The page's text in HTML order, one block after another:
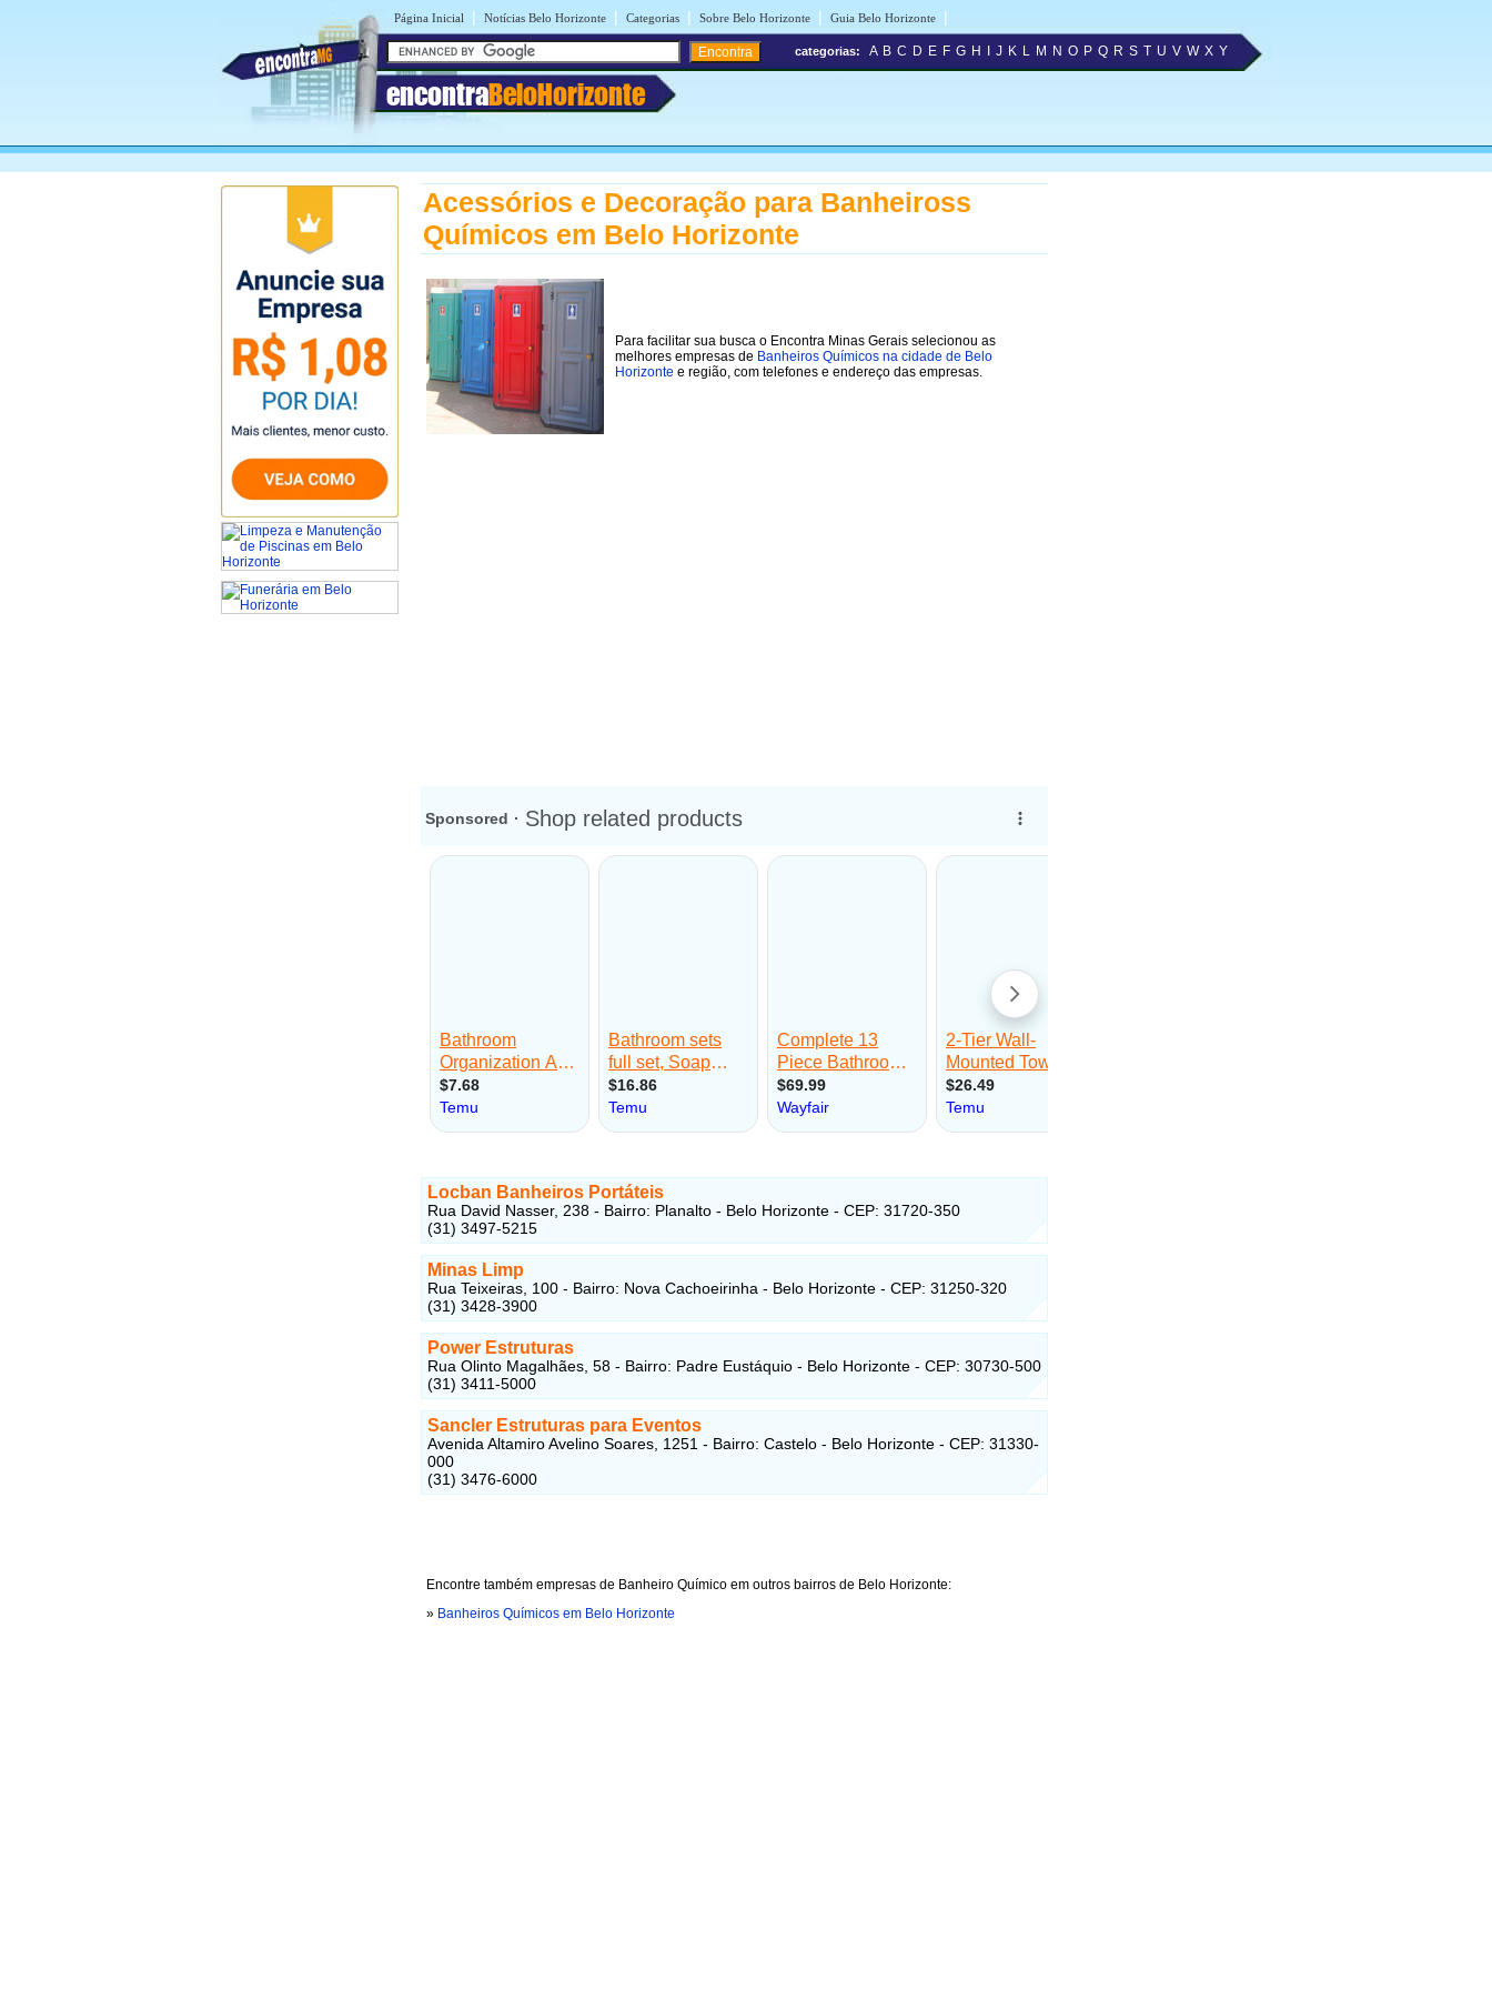
Página Inicial | Notícias Belo Horizonte | Categorias | Sobre Belo Horizonte | Guia Belo Horizonte |
encontraBeloHorizonte
categorias: A B C D E F G H J K L M N O P Q R S T U V W X Y
Acessórios e Decoração para Banheiross
Químicos em Belo Horizonte
Para facilitar sua busca o Encontra Minas Gerais selecionou as
melhores empresas de Banheiros Químicos na cidade de Belo
Horizonte e região, com telefones e endereço das empresas.
Locban Banheiros Portáteis
Rua David Nasser, 238 - Bairro: Planalto - Belo Horizonte - CEP: 31720-350
(31) 3497-5215
Minas Limp
Rua Teixeiras, 100 - Bairro: Nova Cachoeirinha - Belo Horizonte - CEP: 31250-320
(31) 3428-3900
Power Estruturas
Rua Olinto Magalhães, 58 - Bairro: Padre Eustáquio - Belo Horizonte - CEP: 30730-500
(31) 3411-5000
Sancler Estruturas para Eventos
Avenida Altamiro Avelino Soares, 1251 - Bairro: Castelo - Belo Horizonte - CEP: 31330-
000
(31) 3476-6000
Encontre também empresas de Banheiro Químico em outros bairros de Belo Horizonte:
» Banheiros Químicos em Belo Horizonte